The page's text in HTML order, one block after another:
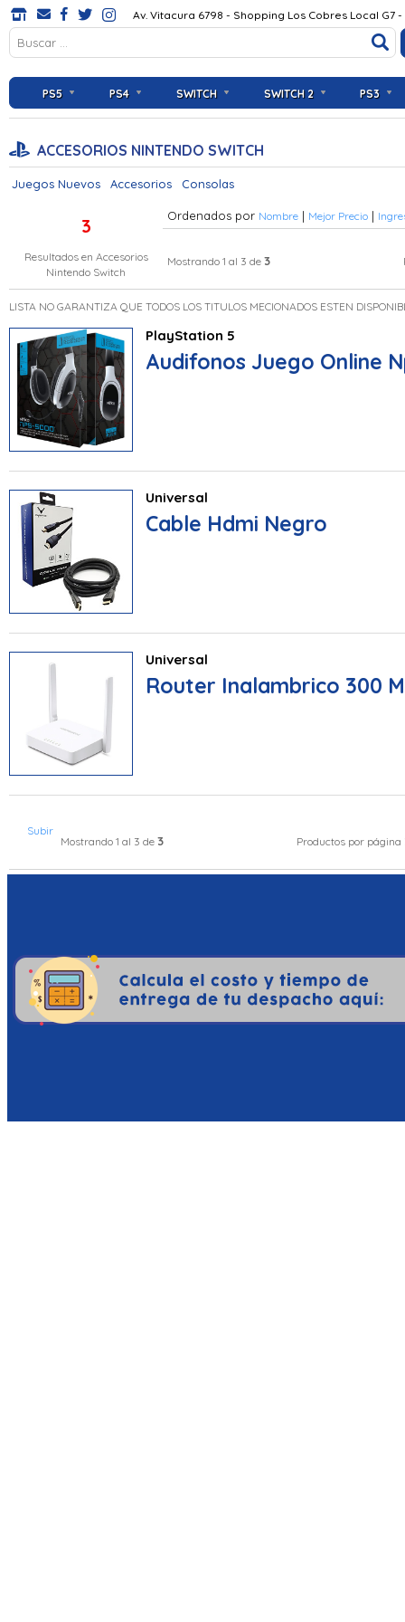
Av. Vitacura 6798 - Shopping Los Cobres Local G7
PS5 PS4 SWITCH SWITCH 2 PS3
ACCESORIOS NINTENDO SWITCH
Juegos Nuevos Accesorios Consolas
3
Resultados en Accesorios
Nintendo Switch
Ordenados por Nombre | Mejor Precio |
Mostrando 1 al 3 de 3
LISTA NO GARANTIZA QUE TODOS LOS TITULOS MECIONADOS ESTEN
PlayStation 5
Audifonos Juego Online
Universal
Cable Hdmi Negro
Universal
Router Inalambrico 300
Subir
Mostrando 1 al 3 de 3 Productos por página